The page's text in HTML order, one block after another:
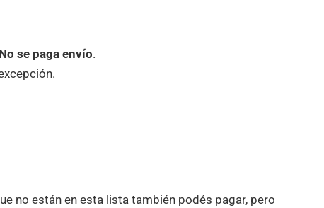
No se paga envío.
no están en esta lista también podés pagar, pero